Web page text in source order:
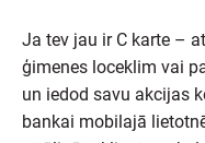
Ja tev jau ir C karte –
ģimenes loceklim vai
un iedod savu akcijas
bankai mobilajā